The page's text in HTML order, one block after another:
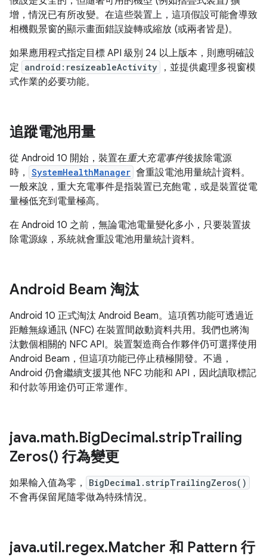
增，情況已有所改變。在這些裝置上，這項假設可能會導致
相機觀景窗的顯示畫面錯誤旋轉或縮放 (或兩者皆是)。
如果應用程式指定目標 API 級別 24 以上版本，則應明確設
定 android:resizeableActivity
，並提供處理多視窗模
式作業的必要功能。
追蹤電池用量
從 Android 10 開始，裝置在重大充電事件後拔除電源
時，
SystemHealthManager 會重設電池用量統計資料。
一般來說，重大充電事件是指裝置已充飽電，或是裝置從電
量極低充到電量極高。
在 Android 10 之前，無論電池電量變化多小，只要裝置拔
除電源線，系統就會重設電池用量統計資料。
Android Beam 淘汰
Android 10 正式淘汰 Android Beam。這項舊功能可透過近
距離無線通訊 (NFC) 在裝置間啟動資料共用。我們也將淘
汰數個相關的 NFC API。裝置製造商合作夥伴仍可選擇使用
Android Beam，但這項功能已停止積極開發。不過，
Android 仍會繼續支援其他 NFC 功能和 API，因此讀取標記
和付款等用途仍可正常運作。
java.math.BigDecimal.stripTrailing
Zeros() 行為變更
如果輸入值為零， BigDecimal.stripTrailingZeros()
不會再保留尾隨零做為特殊情況。
java.util.regex.Matcher 和 Pattern 行